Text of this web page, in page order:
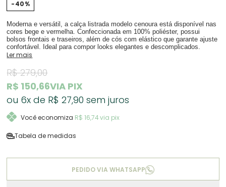
40%
Moderna e versátil, a calça listrada modelo cenoura está disponível nas
cores bege e vermelha. Confeccionada em 100% poliéster, possui
bolsos frontais e traseiros, além de cós com elástico que garante ajuste
confortável. Ideal para compor looks elegantes e descomplicados.
Ler mais
R$ 150,66VIA PIX
R$ 279,00
6x R$ 27,90sem juros
Você economiza R$ 16,74 via pix
Tabela de medidas
PEDIDO VIA WHATSAPP